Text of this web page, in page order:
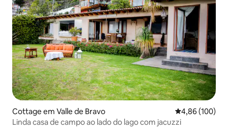
Cottage em Valle de Bravo Classificação
4,86 (100)
Linda casa de campo ao lado do lago com jacuzzi